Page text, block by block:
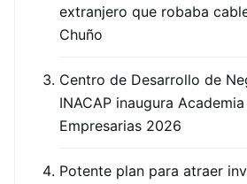
extranjero que robaba
Chuño
Centro de Desarrollo de
INACAP inaugura
Empresarias 2026
Potente plan para atraer